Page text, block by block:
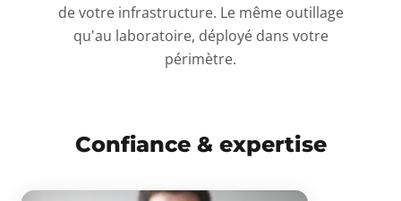
de votre infrastructure. Le même outillage
qu'au laboratoire, déployé dans votre
périmètre.
Confiance & expertise